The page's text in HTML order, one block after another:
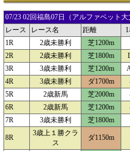
07/23 02回福島07日（アルファベット
レース
レース名 距離
1R
2歳未勝利 芝1200m
2R
2歳未勝利 芝1800m
3R
3歳未勝利 芝1200m
4R
3歳未勝利 ダ1700m
5R
2歳新馬 芝2000m
6R
2歳新馬 芝1200m
7R
3歳未勝利 芝1800m
8R
3歳上１勝クラ
ス
ダ1150m